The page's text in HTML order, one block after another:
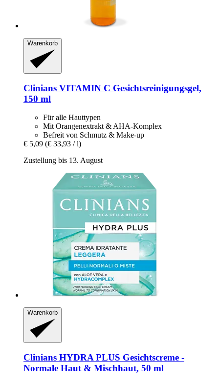
Warenkorb
Clinians VITAMIN C Gesichtsreinigungsgel,
150 ml
Für alle Hauttypen
Mit Orangenextrakt & AHA-Komplex
Befreit von Schmutz & Make-up
€ 5,09 (€ 33,93 / l)
Zustellung bis 13. August
Warenkorb
Clinians HYDRA PLUS Gesichtscreme -​
Normale Haut & Mischhaut, 50 ml